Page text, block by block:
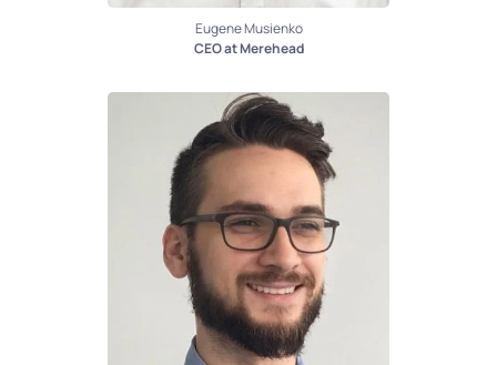
Eugene Musienko
CEO at Merehead